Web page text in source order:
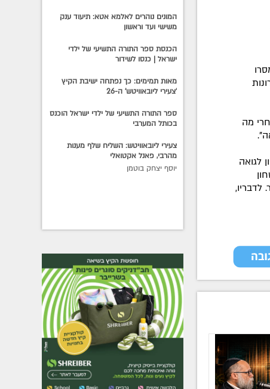
מה
לגואה
לדבריו,
המונים נוהרים לאלמא אטא: תיעוד ענק
משישי ועד וראשון
הכנסת ספר התורה התשיעי של ילדי
ישראל | כנסו לשידור
מאות תמימים: כך נפתחה ישיבת הקיץ
'צעירי ליובאוויטש' ה-26
ספר התורה התשיעי של ילדי ישראל הוכנס
בכותל המערבי
צעירי ליובאוויטש: השליח שלף מענות
מהרבי, פאנל אקטואלי
יוסף יצחק בוטמן